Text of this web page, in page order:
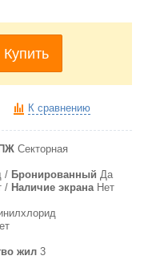
Купить
К сравнению
Секторная
Бронированный Да
Наличие экрана Нет
жил 3